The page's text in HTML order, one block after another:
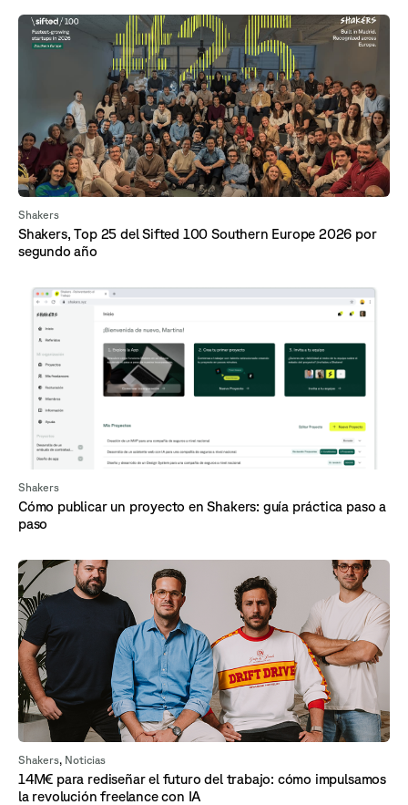
Shakers
Shakers, Top 25 del Sifted 100 Southern Europe 2026 por
segundo año
Shakers
Cómo publicar un proyecto en Shakers: guía práctica paso a
paso
Shakers, Noticias
14M€ para rediseñar el futuro del trabajo: cómo impulsamos
la revolución freelance con IA